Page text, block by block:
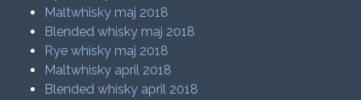
Maltwhisky maj 2018
Blended whisky maj 2018
Rye whisky maj 2018
Maltwhisky april 2018
Blended whisky april 2018